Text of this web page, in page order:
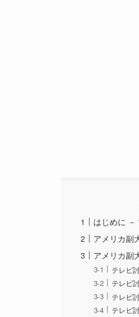
はじめに
アメリカ副
アメリカ副
テレビ
テレビ
テレビ
テレビ